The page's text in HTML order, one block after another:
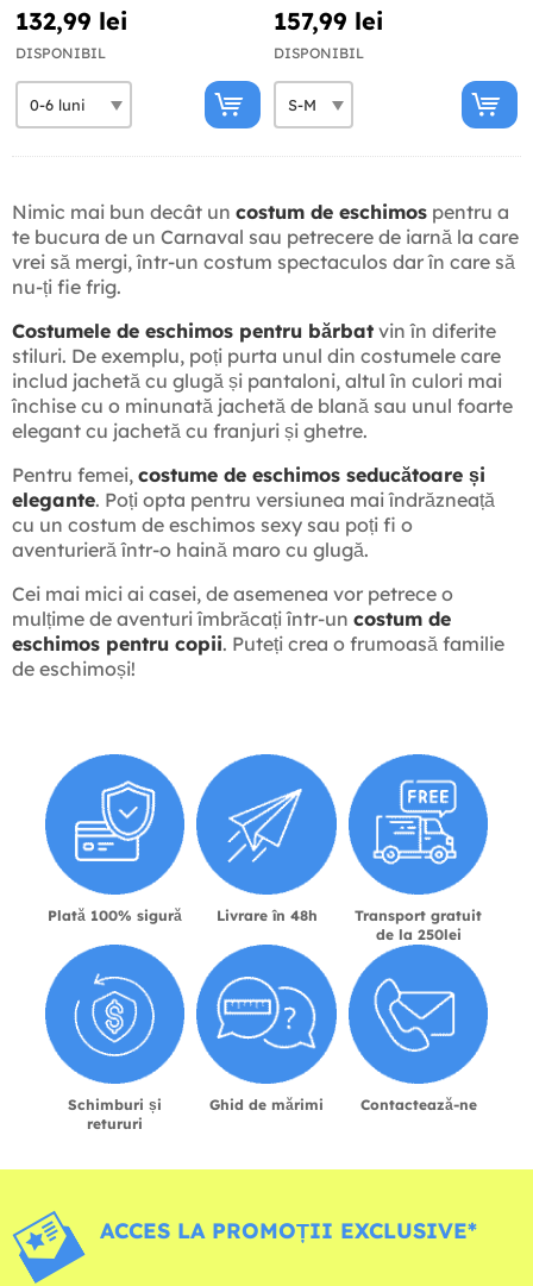
132,99 lei
DISPONIBIL
157,99 lei
DISPONIBIL
Nimic mai bun decât un costum de eschimos pentru a
te bucura de un Carnaval sau petrecere de iarnă la care
vrei să mergi, într-un costum spectaculos dar în care să
nu-ți fie frig.
Costumele de eschimos pentru bărbat vin în diferite
stiluri. De exemplu, poți purta unul din costumele care
includ jachetă cu glugă și pantaloni, altul în culori mai
închise cu o minunată jachetă de blană sau unul foarte
elegant cu jachetă cu franjuri și ghetre.
Pentru femei, costume de eschimos seducătoare și
elegante. Poți opta pentru versiunea mai îndrăzneață
cu un costum de eschimos sexy sau poți fi o
aventurieră într-o haină maro cu glugă.
Cei mai mici ai casei, de asemenea vor petrece o
mulțime de aventuri îmbrăcați într-un costum de
eschimos pentru copii. Puteți crea o frumoasă familie
de eschimoși!
Plată 100% sigură Livrare în 48h
Transport gratuit
de la 250lei
Schimburi și
retururi
Ghid de mărimi Contactează-ne
ACCES LA PROMOȚII EXCLUSIVE*